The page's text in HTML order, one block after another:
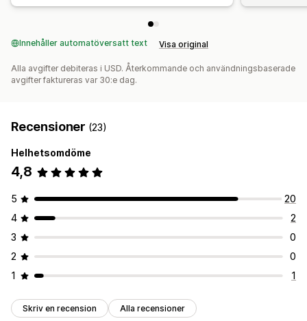
Innehåller automatöversatt text Visa original
Alla avgifter debiteras i USD. Återkommande och användningsbaserade
avgifter faktureras var 30:e dag.
Recensioner (23)
Helhetsomdöme
4,8
5
20
4
2
3
0
2
0
1
1
Skriv en recension Alla recensioner